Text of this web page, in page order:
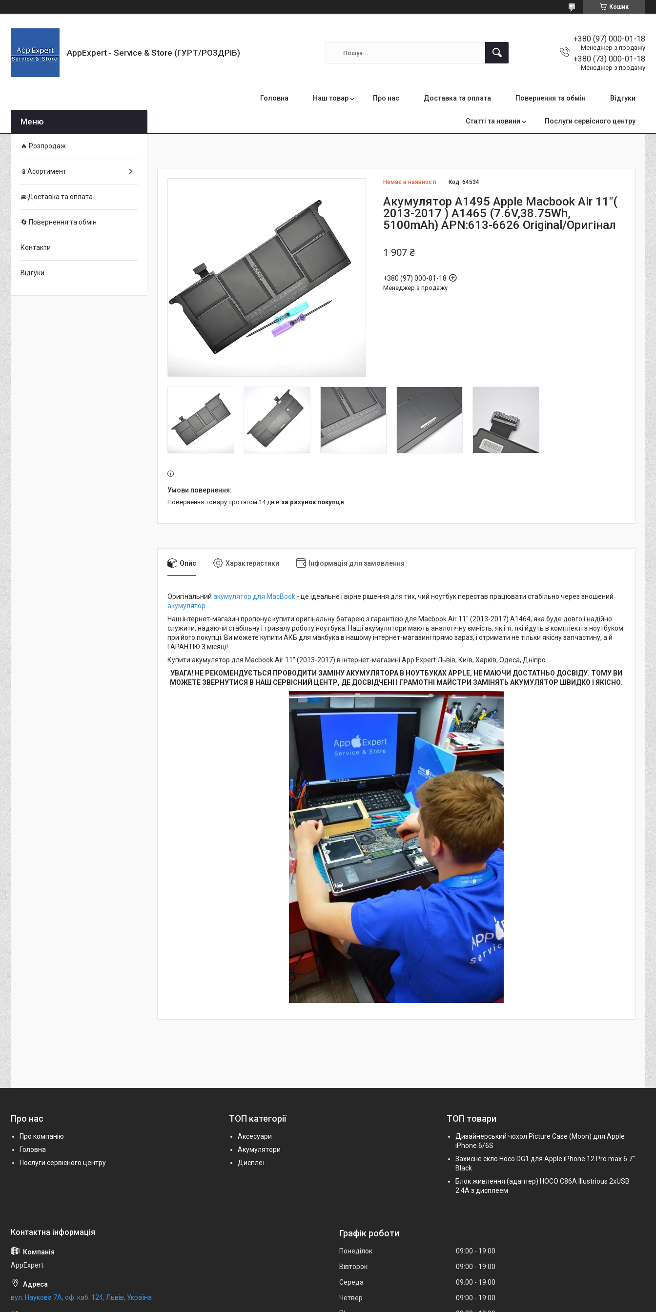
Кошик
AppExpert - Service & Store (ГУРТ/РОЗДРІБ)
+380 (97) 000-01-18
Менеджер з продажу
+380 (73) 000-01-18
Менеджер з продажу
Головна Наш товар Про нас Доставка та оплата Повернення та обмін Відгуки
Статті та новини Послуги сервісного центру
Немає в наявності Код:64534
Акумулятор A1495 Apple Macbook Air 11"(
2013-2017 ) A1465 (7.6V,38.75Wh,
5100mAh) APN:613-6626 Original/Оригінал
1 907 ₴
+380 (97) 000-01-18
Менеджер з продажу
повернення товару протягом 14 днів за рахунок покупця
Опис Характеристики Інформація для замовлення
Оригінальний акумулятор для MacBook - це ідеальне і вірне рішення для тих, чий ноутбук перестав працювати стабільно через зношений
акумулятор
Наш інтернет-магазин пропонує купити оригінальну батарею з гарантією для Macbook Air 11" (2013-2017) A1464, яка буде довго і надійно
служити, надаючи стабільну і тривалу роботу ноутбука. Наші акумулятори мають аналогічну ємність, як і ті, які йдуть в комплекті з ноутбуком
при його покупці. Ви можете купити АКБ для макбука в нашому інтернет-магазині прямо зараз, і отримати не тільки якісну запчастину, а й
ГАРАНТІЮ 3 місяці!
Купити акумулятор для Macbook Air 11" (2013-2017) в інтернет-магазині App Expert Львів, Київ, Харків, Одеса, Дніпро.
УВАГА! НЕ РЕКОМЕНДУЄТЬСЯ ПРОВОДИТИ ЗАМІНУ АКУМУЛЯТОРА В НОУТБУКАХ APPLE, НЕ МАЮЧИ ДОСТАТНЬО ДОСВІДУ. ТОМУ ВИ
МОЖЕТЕ ЗВЕРНУТИСЯ В НАШ СЕРВІСНИЙ ЦЕНТР, ДЕ ДОСВІДЧЕНІ І ГРАМОТНІ МАЙСТРИ ЗАМІНЯТЬ АКУМУЛЯТОР ШВИДКО І ЯКІСНО.
🔥 Розпродаж
📱Асортимент
🚘 Доставка та оплата
🔄 Повернення та обмін
Контакти
Відгуки
Про нас
Про компанію
Головна
Послуги сервісного центру
ТОП категорії
Аксесуари
Акумулятори
Дисплеї
ТОП товари
Дизайнерський чохол Picture Case (Moon) для Apple
iPhone 6/6S
Захисне скло Hoco DG1 для Apple iPhone 12 Pro max 6.7"
Black
Блок живлення (адаптер) HOCO C86A Illustrious 2xUSB
2.4A з дисплеем
AppExpert
вул. Наукова 7А, оф. каб. 124, Львів, Україна
Графік роботи
Понеділок 09:00
19:00
Вівторок
09:00
19:00
Середа
09:00
19:00
Четвер
09:00
19:00